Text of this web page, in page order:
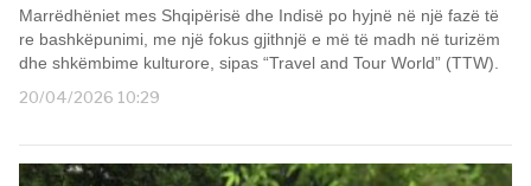
Marrëdhëniet mes Shqipërisë dhe Indisë po hyjnë në një fazë të
re bashkëpunimi, me një fokus gjithnjë e më të madh në turizëm
dhe shkëmbime kulturore, sipas “Travel and Tour World” (TTW).
20/04/2026 10:29